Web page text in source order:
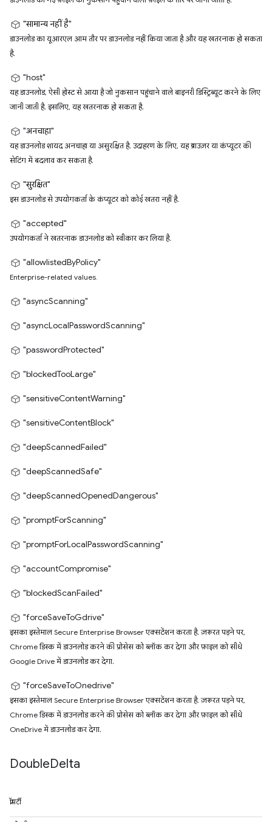
"सामान्य नहीं है"
डाउनलोड का यूआरएल आम तौर पर डाउनलोड नहीं किया जाता है और यह खतरनाक हो सकता
है.
"host"
यह डाउनलोड, ऐसी होस्ट से आया है जो नुकसान पहुंचाने वाले बाइनरी डिस्ट्रिब्यूट करने के लिए
जानी जाती है. इसलिए, यह खतरनाक हो सकता है.
"अनचाहा"
यह डाउनलोड शायद अनचाहा या असुरक्षित है. उदाहरण के लिए, यह ब्राउज़र या कंप्यूटर की
सेटिंग में बदलाव कर सकता है.
"सुरक्षित"
इस डाउनलोड से उपयोगकर्ता के कंप्यूटर को कोई खतरा नहीं है.
"accepted"
उपयोगकर्ता ने खतरनाक डाउनलोड को स्वीकार कर लिया है.
"allowlistedByPolicy"
Enterprise-related values.
"asyncScanning"
"asyncLocalPasswordScanning"
"passwordProtected"
"blockedTooLarge"
"sensitiveContentWarning"
"sensitiveContentBlock"
"deepScannedFailed"
"deepScannedSafe"
"deepScannedOpenedDangerous"
"promptForScanning"
"promptForLocalPasswordScanning"
"accountCompromise"
"blockedScanFailed"
"forceSaveToGdrive"
इसका इस्तेमाल Secure Enterprise Browser एक्सटेंशन करता है. ज़रूरत पड़ने पर,
Chrome डिस्क में डाउनलोड करने की प्रोसेस को ब्लॉक कर देगा और फ़ाइल को सीधे
Google Drive में डाउनलोड कर देगा.
"forceSaveToOnedrive"
इसका इस्तेमाल Secure Enterprise Browser एक्सटेंशन करता है. ज़रूरत पड़ने पर,
Chrome डिस्क में डाउनलोड करने की प्रोसेस को ब्लॉक कर देगा और फ़ाइल को सीधे
OneDrive में डाउनलोड कर देगा.
DoubleDelta
प्रॉपर्टी